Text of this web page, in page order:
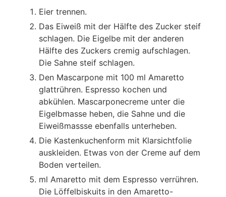
Eier trennen.
Das Eiweiß mit der Hälfte des Zucker steif
schlagen. Die Eigelbe mit der anderen
Hälfte des Zuckers cremig aufschlagen.
Die Sahne steif schlagen.
Den Mascarpone mit 100 ml Amaretto
glattrühren. Espresso kochen und
abkühlen. Mascarponecreme unter die
Eigelbmasse heben, die Sahne und die
Eiweißmassse ebenfalls unterheben.
Die Kastenkuchenform mit Klarsichtfolie
auskleiden. Etwas von der Creme auf dem
Boden verteilen.
ml Amaretto mit dem Espresso verrühren.
Die Löffelbiskuits in den Amaretto-